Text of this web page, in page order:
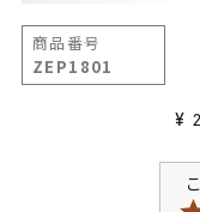
商品番号
ZEP1801
¥